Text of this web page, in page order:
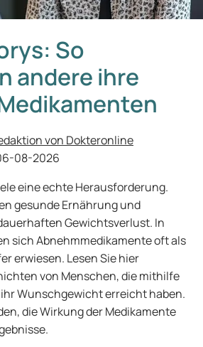
So
andere ihre
von Dokteronline
08-2026
eine echte Herausforderung.
gesunde Ernährung und
Gewichtsverlust. In
sich Abnehmmedikamente oft als
erwiesen. Lesen Sie hier
von Menschen, die mithilfe
Wunschgewicht erreicht haben.
die Wirkung der Medikamente